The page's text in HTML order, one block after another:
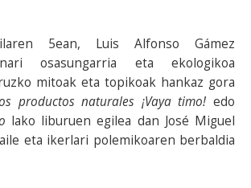
5ean, Luis Alfonso Gámez
osasungarria eta ekologikoa
mitoak eta topikoak hankaz gora
productos naturales ¡Vaya timo! edo
lako liburuen egilea dan José Miguel
eta ikerlari polemikoaren berbaldia